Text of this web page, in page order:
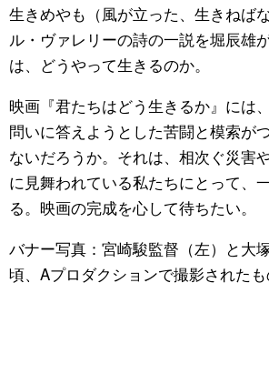
生きめやも（風が立った、生きねば
ル・ヴァレリーの詩の一説を堀辰雄
は、どうやって生きるのか。
映画『君たちはどう生きるか』には
問いに答えようとした苦闘と模索が
ないだろうか。それは、相次ぐ災害
に見舞われている私たちにとって、
る。映画の完成を心して待ちたい。
バナー写真：宮崎駿監督（左）と大
頃、Aプロダクションで撮影された